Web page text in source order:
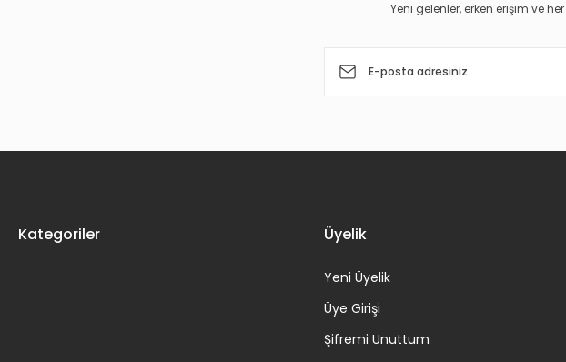
Yeni gelenler, erken erişim ve
Kategoriler Üyelik
Yeni Üyelik
Üye Girişi
Şifremi Unuttum